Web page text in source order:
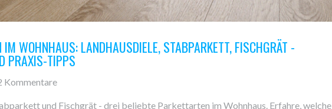
IM WOHNHAUS: LANDHAUSDIELE, STABPARKETT, FISCHGRÄT -
PRAXIS-TIPPS
Kommentare
und Fischgrät - drei beliebte Parkettarten im Wohnhaus. Erfahre, welche